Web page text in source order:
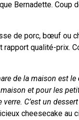
Bernadette.
de porc, bœuf ou
qualité-prix.
de la maison est le
et pour les
C’est un
cheesecake au